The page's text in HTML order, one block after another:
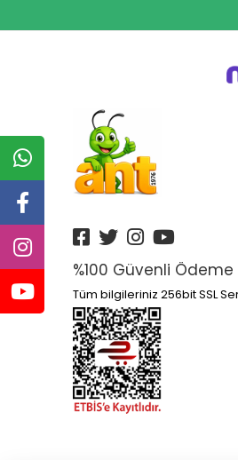
%100 Güvenli Ödeme
Tüm bilgileriniz 256bit SSL